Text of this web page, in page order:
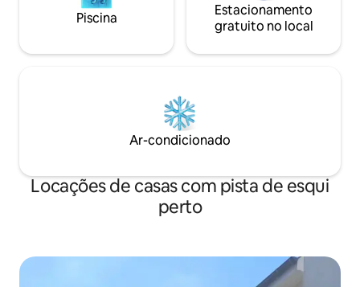
Piscina
Estacionamento
gratuito no local
Ar-condicionado
Locações de casas com pista de esqui
perto